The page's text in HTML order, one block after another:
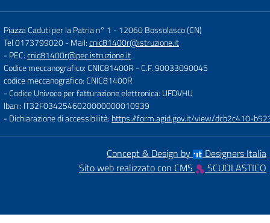
Piazza Caduti per la Patria n° 1 -12060 Bossolasco (CN)
Tel 0173799020- Mail:cnic81400r@istruzione.it
- PEC:cnic81400r@pec.istruzione.it
Codice meccanografico: CNIC81400R - C.F. 90033090045
codice meccanografico: CNIC81400R
- Codice Univoco per fatturazione elettronica: UFDVHU
Iban:: IT32F0342546020000000010939
- Dichiarazione di accessibilità: https://form.agid.gov.it/view/dcb2c410-
Concept & Design by
Designers Italia
Sito web realizzato con CMS
SCUOLASTICO